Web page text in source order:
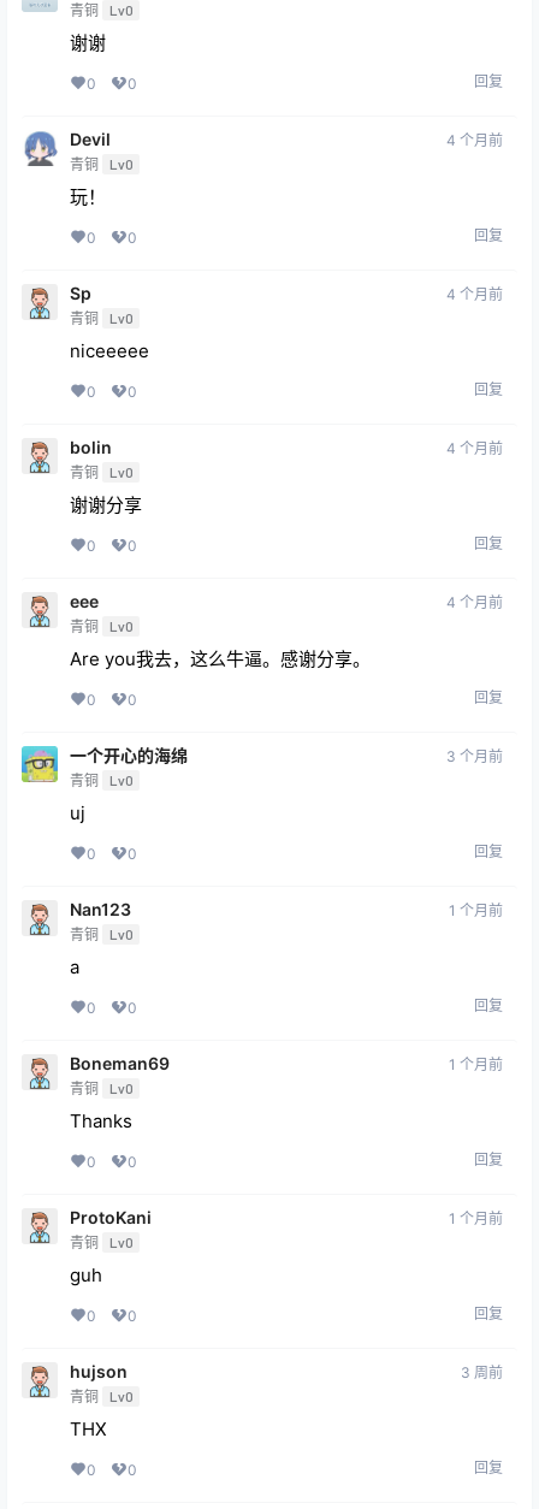
青铜 Lv0
谢谢
0 0 回复
Devil
青铜 Lv0
4 个月前
玩！
0 0 回复
Sp
青铜 Lv0
4 个月前
niceeeee
0 0 回复
bolin
青铜 Lv0
4 个月前
谢谢分享
0 0 回复
eee
青铜 Lv0
4 个月前
Are you我去，这么牛逼。感谢分享。
0 0 回复
一个开心的海绵
青铜 Lv0
3 个月前
uj
0 0 回复
Nan123
青铜 Lv0
1 个月前
a
0 0 回复
Boneman69
青铜 Lv0
1 个月前
Thanks
0 0 回复
ProtoKani
青铜 Lv0
1 个月前
guh
0 0 回复
hujson
青铜 Lv0
3 周前
THX
0 0 回复